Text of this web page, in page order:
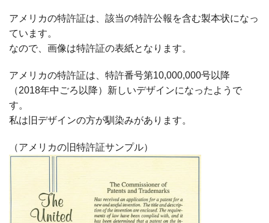
アメリカの特許証は、該当の特許公報を含む製本状になっ
ています。
なので、画像は特許証の表紙となります。
アメリカの特許証は、特許番号第10,000,000号以降
（2018年中ごろ以降）新しいデザインになったようで
す。
私は旧デザインの方が馴染みがあります。
（アメリカの旧特許証サンプル）